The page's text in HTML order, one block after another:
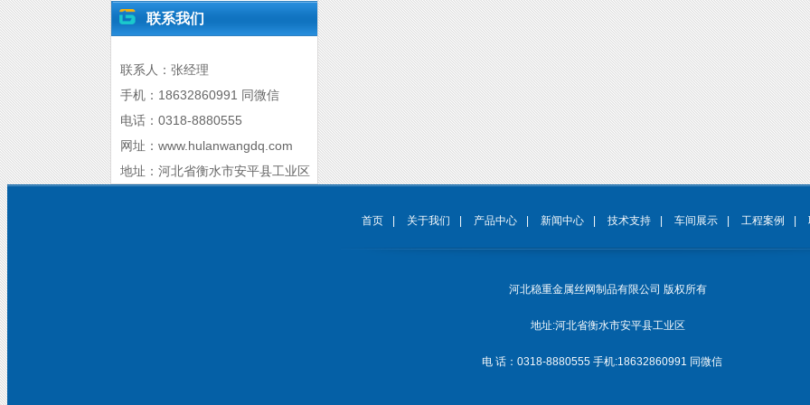
联系我们
联系人：张经理
手机：18632860991 同微信
电话：0318-8880555
网址：www.hulanwangdq.com
地址：河北省衡水市安平县工业区
首页 关于我们 产品中心 新闻中心 技术支持 车间展示 工程案例
河北稳重金属丝网制品有限公司 版权所有
地址:河北省衡水市安平县工业区
电 话：0318-8880555 手机:18632860991 同微信